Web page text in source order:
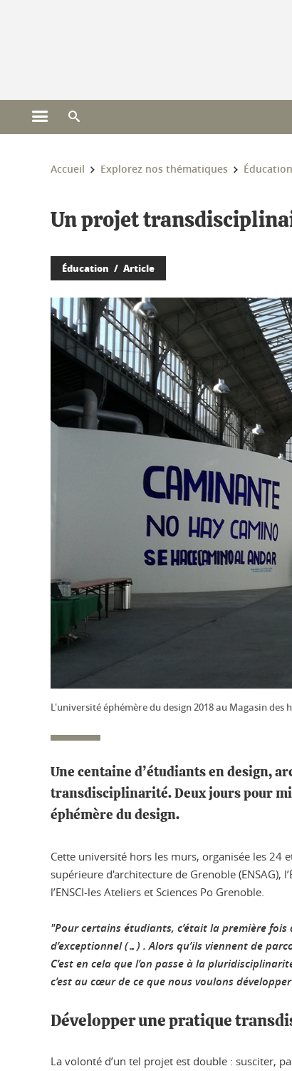
Ouvrir le menu principal
Vous êtes ici :
Accueil Explorez nos thématiques Éducation
Un projet
Éducation Article
L'université éphémère du design 2018 au Magasin des
Une centaine d’étudiants en design,
transdisciplinarité. Deux jours pour
éphémère du design.
Cette université hors les murs, organisée les 24
supérieure d'architecture de Grenoble (ENSAG),
l’ENSCI-les Ateliers et Sciences Po Grenoble.
"Pour certains étudiants, c’était la première
d’exceptionnel (…) . Alors qu’ils viennent de
C’est en cela que l’on passe à la
c’est au cœur de ce que nous voulons
Développer une pratique
La volonté d’un tel projet est double : susciter,